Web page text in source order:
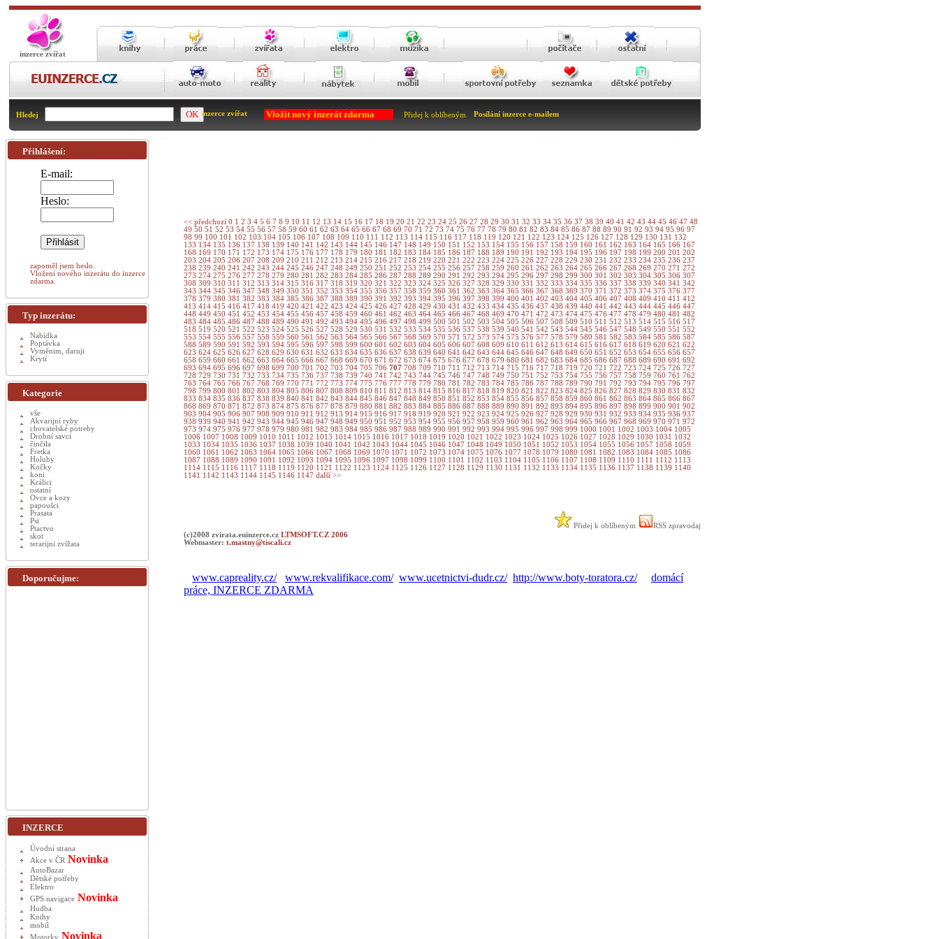
inzerce zvířat
Hledej inzerce zvířat Vložit nový inzerát zdarma Přidej k oblíbeným Posílání inzerce e-mailem
<< předchozí 0 1 2 3 4 5 6 7 8 9 10 11 12 13 14 15 16 17 18 19 20 21 22 23 24 25 26 27 28 29 30 31 32 33 34 35 36 37 38 39 40 41 42 43 44 45 46 47 48
49 50 51 52 53 54 55 56 57 58 59 60 61 62 63 64 65 66 67 68 69 70 71 72 73 74 75 76 77 78 79 80 81 82 83 84 85 86 87 88 89 90 91 92 93 94 95 96 97
98 99 100 101 102 103 104 105 106 107 108 109 110 111 112 113 114 115 116 117 118 119 120 121 122 123 124 125 126 127 128 129 130 131 132
133 134 135 136 137 138 139 140 141 142 143 144 145 146 147 148 149 150 151 152 153 154 155 156 157 158 159 160 161 162 163 164 165 166 167
168 169 170 171 172 173 174 175 176 177 178 179 180 181 182 183 184 185 186 187 188 189 190 191 192 193 194 195 196 197 198 199 200 201 202
203 204 205 206 207 208 209 210 211 212 213 214 215 216 217 218 219 220 221 222 223 224 225 226 227 228 229 230 231 232 233 234 235 236 237
238 239 240 241 242 243 244 245 246 247 248 249 250 251 252 253 254 255 256 257 258 259 260 261 262 263 264 265 266 267 268 269 270 271 272
273 274 275 276 277 278 279 280 281 282 283 284 285 286 287 288 289 290 291 292 293 294 295 296 297 298 299 300 301 302 303 304 305 306 307
308 309 310 311 312 313 314 315 316 317 318 319 320 321 322 323 324 325 326 327 328 329 330 331 332 333 334 335 336 337 338 339 340 341 342
343 344 345 346 347 348 349 350 351 352 353 354 355 356 357 358 359 360 361 362 363 364 365 366 367 368 369 370 371 372 373 374 375 376 377
378 379 380 381 382 383 384 385 386 387 388 389 390 391 392 393 394 395 396 397 398 399 400 401 402 403 404 405 406 407 408 409 410 411 412
413 414 415 416 417 418 419 420 421 422 423 424 425 426 427 428 429 430 431 432 433 434 435 436 437 438 439 440 441 442 443 444 445 446 447
448 449 450 451 452 453 454 455 456 457 458 459 460 461 462 463 464 465 466 467 468 469 470 471 472 473 474 475 476 477 478 479 480 481 482
483 484 485 486 487 488 489 490 491 492 493 494 495 496 497 498 499 500 501 502 503 504 505 506 507 508 509 510 511 512 513 514 515 516 517
518 519 520 521 522 523 524 525 526 527 528 529 530 531 532 533 534 535 536 537 538 539 540 541 542 543 544 545 546 547 548 549 550 551 552
553 554 555 556 557 558 559 560 561 562 563 564 565 566 567 568 569 570 571 572 573 574 575 576 577 578 579 580 581 582 583 584 585 586 587
588 589 590 591 592 593 594 595 596 597 598 599 600 601 602 603 604 605 606 607 608 609 610 611 612 613 614 615 616 617 618 619 620 621 622
623 624 625 626 627 628 629 630 631 632 633 634 635 636 637 638 639 640 641 642 643 644 645 646 647 648 649 650 651 652 653 654 655 656 657
658 659 660 661 662 663 664 665 666 667 668 669 670 671 672 673 674 675 676 677 678 679 680 681 682 683 684 685 686 687 688 689 690 691 692
693 694 695 696 697 698 699 700 701 702 703 704 705 706 707 708 709 710 711 712 713 714 715 716 717 718 719 720 721 722 723 724 725 726 727
728 729 730 731 732 733 734 735 736 737 738 739 740 741 742 743 744 745 746 747 748 749 750 751 752 753 754 755 756 757 758 759 760 761 762
763 764 765 766 767 768 769 770 771 772 773 774 775 776 777 778 779 780 781 782 783 784 785 786 787 788 789 790 791 792 793 794 795 796 797
798 799 800 801 802 803 804 805 806 807 808 809 810 811 812 813 814 815 816 817 818 819 820 821 822 823 824 825 826 827 828 829 830 831 832
833 834 835 836 837 838 839 840 841 842 843 844 845 846 847 848 849 850 851 852 853 854 855 856 857 858 859 860 861 862 863 864 865 866 867
868 869 870 871 872 873 874 875 876 877 878 879 880 881 882 883 884 885 886 887 888 889 890 891 892 893 894 895 896 897 898 899 900 901 902
903 904 905 906 907 908 909 910 911 912 913 914 915 916 917 918 919 920 921 922 923 924 925 926 927 928 929 930 931 932 933 934 935 936 937
938 939 940 941 942 943 944 945 946 947 948 949 950 951 952 953 954 955 956 957 958 959 960 961 962 963 964 965 966 967 968 969 970 971 972
973 974 975 976 977 978 979 980 981 982 983 984 985 986 987 988 989 990 991 992 993 994 995 996 997 998 999 1000 1001 1002 1003 1004 1005
1006 1007 1008 1009 1010 1011 1012 1013 1014 1015 1016 1017 1018 1019 1020 1021 1022 1023 1024 1025 1026 1027 1028 1029 1030 1031 1032
1033 1034 1035 1036 1037 1038 1039 1040 1041 1042 1043 1044 1045 1046 1047 1048 1049 1050 1051 1052 1053 1054 1055 1056 1057 1058 1059
1060 1061 1062 1063 1064 1065 1066 1067 1068 1069 1070 1071 1072 1073 1074 1075 1076 1077 1078 1079 1080 1081 1082 1083 1084 1085 1086
1087 1088 1089 1090 1091 1092 1093 1094 1095 1096 1097 1098 1099 1100 1101 1102 1103 1104 1105 1106 1107 1108 1109 1110 1111 1112 1113
1114 1115 1116 1117 1118 1119 1120 1121 1122 1123 1124 1125 1126 1127 1128 1129 1130 1131 1132 1133 1134 1135 1136 1137 1138 1139 1140
1141 1142 1143 1144 1145 1146 1147 další >>
Přidej k oblíbeným
RSS zpravodaj
(c)2008 zvirata.euinzerce.cz LTMSOFT.CZ 2006
Webmaster: t.mastny@tiscali.cz
www.capreality.cz/ www.rekvalifikace.com/ www.ucetnictvi-dudr.cz/ http://www.boty-toratora.cz/
domácí
práce, INZERCE ZDARMA
Přihlášení:
E-mail:
Heslo:
zapoměl jsem heslo.
Vložení nového inzerátu do inzerce
zdarma.
Typ inzerátu:
Nabídka
Poptávka
Vyměnim, daruji
Krytí
Kategorie
vše
Akvarijní ryby
chovatelské potreby
Drobní savci
činčila
Fretka
Holuby
Kočky
koni
Králici
ostatní
Ovce a kozy
papoušci
Prasata
Psi
Ptactvo
skot
terarijni zvížata
Doporučujme:
INZERCE
Úvodní strana
Akce v ČR Novinka
AutoBazar
Dětské potřeby
Elektro
GPS navigace Novinka
Hudba
Knihy
mobil
Motorky Novinka